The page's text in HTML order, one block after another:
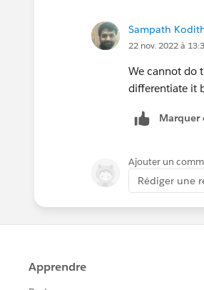
Sampath
22 nov. 2022 à
We cannot do
differentiate it
Marquer
Ajouter un
Rédiger une